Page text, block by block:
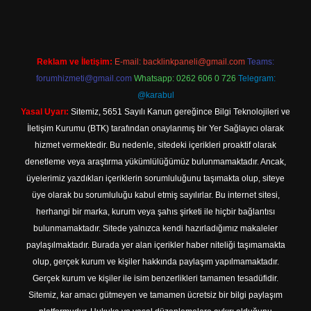
Reklam ve İletişim: E-mail: backlinkpaneli@gmail.com Teams:
forumhizmeti@gmail.com Whatsapp: 0262 606 0 726 Telegram:
@karabul
Yasal Uyarı: Sitemiz, 5651 Sayılı Kanun gereğince Bilgi Teknolojileri ve
İletişim Kurumu (BTK) tarafından onaylanmış bir Yer Sağlayıcı olarak
hizmet vermektedir. Bu nedenle, sitedeki içerikleri proaktif olarak
denetleme veya araştırma yükümlülüğümüz bulunmamaktadır. Ancak,
üyelerimiz yazdıkları içeriklerin sorumluluğunu taşımakta olup, siteye
üye olarak bu sorumluluğu kabul etmiş sayılırlar. Bu internet sitesi,
herhangi bir marka, kurum veya şahıs şirketi ile hiçbir bağlantısı
bulunmamaktadır. Sitede yalnızca kendi hazırladığımız makaleler
paylaşılmaktadır. Burada yer alan içerikler haber niteliği taşımamakta
olup, gerçek kurum ve kişiler hakkında paylaşım yapılmamaktadır.
Gerçek kurum ve kişiler ile isim benzerlikleri tamamen tesadüfidir.
Sitemiz, kar amacı gütmeyen ve tamamen ücretsiz bir bilgi paylaşım